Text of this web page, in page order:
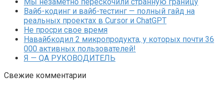
Вайб-кодинг и вайб-тестинг — полный гайд на
реальных проектах в Cursor и ChatGPT
Не просри свое время
Навайбкодил 2 микропродукта, у которых почти 36
000 активных пользователей!
Я — QA РУКОВОДИТЕЛЬ
Свежие комментарии